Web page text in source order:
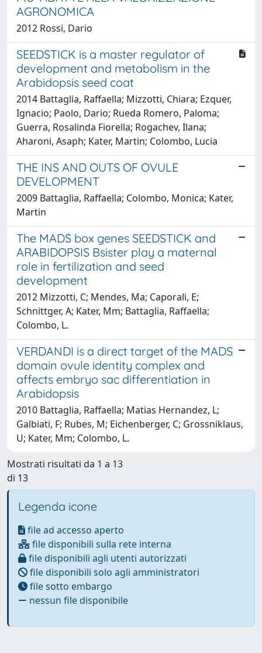
AGRONOMICA
2012 Rossi, Dario
SEEDSTICK is a master regulator of
development and metabolism in the
Arabidopsis seed coat
2014 Battaglia, Raffaella; Mizzotti, Chiara; Ezquer,
Ignacio; Paolo, Dario; Rueda Romero, Paloma;
Guerra, Rosalinda Fiorella; Rogachev, Ilana;
Aharoni, Asaph; Kater, Martin; Colombo, Lucia
THE INS AND OUTS OF OVULE
DEVELOPMENT
2009 Battaglia, Raffaella; Colombo, Monica; Kater,
Martin
The MADS box genes SEEDSTICK and
ARABIDOPSIS Bsister play a maternal
role in fertilization and seed
development
2012 Mizzotti, C; Mendes, Ma; Caporali, E;
Schnittger, A; Kater, Mm; Battaglia, Raffaella;
Colombo, L.
VERDANDI is a direct target of the MADS
domain ovule identity complex and
affects embryo sac differentiation in
Arabidopsis
2010 Battaglia, Raffaella; Matias Hernandez, L;
Galbiati, F; Rubes, M; Eichenberger, C; Grossniklaus,
U; Kater, Mm; Colombo, L.
Mostrati risultati da 1 a 13
di 13
Legenda icone
file ad accesso aperto
file disponibili sulla rete interna
file disponibili agli utenti autorizzati
file disponibili solo agli amministratori
file sotto embargo
nessun file disponibile